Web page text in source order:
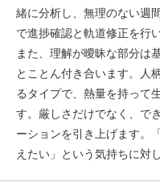
緒に分析し、無理のない週
で進捗確認と軌道修正を行
また、理解が曖昧な部分は
とことん付き合います。人
るタイプで、熱量を持って
す。厳しさだけでなく、で
ーションを引き上げます。
えたい」という気持ちに対